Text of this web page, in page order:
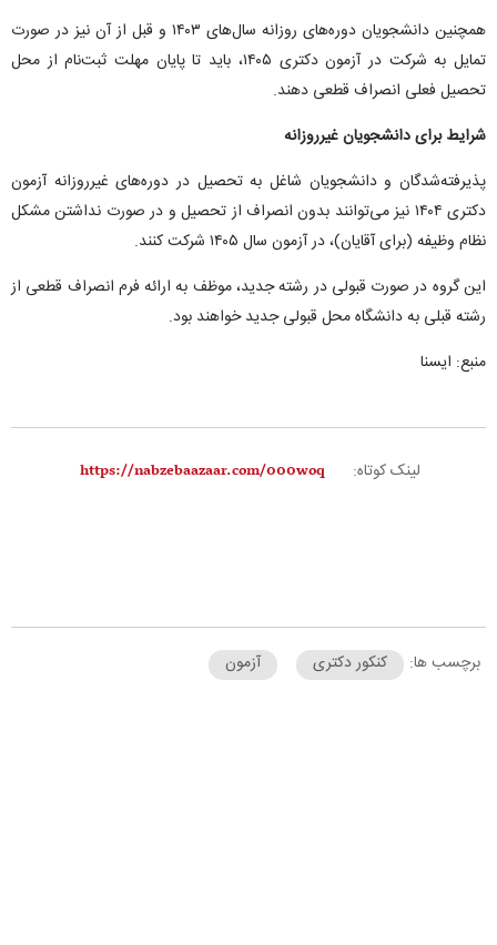
همچنین دانشجویان دوره‌های روزانه سال‌های ۱۴۰۳ و قبل از آن نیز در صورت
تمایل به شرکت در آزمون دکتری ۱۴۰۵، باید تا پایان مهلت ثبت‌نام از محل
تحصیل فعلی انصراف قطعی دهند.
شرایط برای دانشجویان غیرروزانه
پذیرفته‌شدگان و دانشجویان شاغل به تحصیل در دوره‌های غیرروزانه آزمون
دکتری ۱۴۰۴ نیز می‌توانند بدون انصراف از تحصیل و در صورت نداشتن مشکل
نظام وظیفه (برای آقایان)، در آزمون سال ۱۴۰۵ شرکت کنند.
این گروه در صورت قبولی در رشته جدید، موظف به ارائه فرم انصراف قطعی از
رشته قبلی به دانشگاه محل قبولی جدید خواهند بود.
منبع: ایسنا
لینک کوتاه:
برچسب ها: کنکور دکتری آزمون